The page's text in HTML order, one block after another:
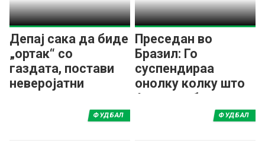
Депај сака да биде
„ортак“ со
газдата, постави
неверојатни
Преседан во
Бразил: Го
суспендираа
онолку колку што
ќе му треба на
повредениот да се
ФУДБАЛ ФУДБАЛ